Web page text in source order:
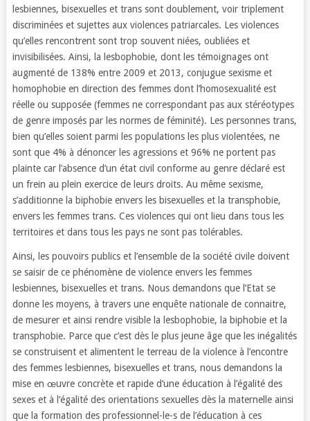
lesbiennes, bisexuelles et trans sont doublement, voir triplement
discriminées et sujettes aux violences patriarcales. Les violences
qu’elles rencontrent sont trop souvent niées, oubliées et
invisibilisées. Ainsi, la lesbophobie, dont les témoignages ont
augmenté de 138% entre 2009 et 2013, conjugue sexisme et
homophobie en direction des femmes dont l’homosexualité est
réelle ou supposée (femmes ne correspondant pas aux stéréotypes
de genre imposés par les normes de féminité). Les personnes trans,
bien qu’elles soient parmi les populations les plus violentées, ne
sont que 4% à dénoncer les agressions et 96% ne portent pas
plainte car l’absence d’un état civil conforme au genre déclaré est
un frein au plein exercice de leurs droits. Au même sexisme,
s’additionne la biphobie envers les bisexuelles et la transphobie,
envers les femmes trans. Ces violences qui ont lieu dans tous les
territoires et dans tous les pays ne sont pas tolérables.
Ainsi, les pouvoirs publics et l’ensemble de la société civile doivent
se saisir de ce phénomène de violence envers les femmes
lesbiennes, bisexuelles et trans. Nous demandons que l’Etat se
donne les moyens, à travers une enquête nationale de connaitre,
de mesurer et ainsi rendre visible la lesbophobie, la biphobie et la
transphobie. Parce que c’est dès le plus jeune âge que les inégalités
se construisent et alimentent le terreau de la violence à l’encontre
des femmes lesbiennes, bisexuelles et trans, nous demandons la
mise en œuvre concrète et rapide d’une éducation à l’égalité des
sexes et à l’égalité des orientations sexuelles dès la maternelle ainsi
que la formation des professionnel-le-s de l’éducation à ces